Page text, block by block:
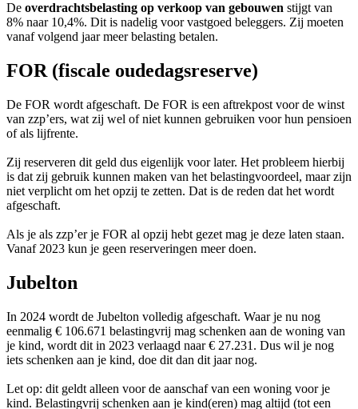
De overdrachtsbelasting op verkoop van gebouwen stijgt van
8% naar 10,4%. Dit is nadelig voor vastgoed beleggers. Zij moeten
vanaf volgend jaar meer belasting betalen.
FOR (fiscale oudedagsreserve)
De FOR wordt afgeschaft. De FOR is een aftrekpost voor de winst
van zzp’ers, wat zij wel of niet kunnen gebruiken voor hun pensioen
of als lijfrente.
Zij reserveren dit geld dus eigenlijk voor later. Het probleem hierbij
is dat zij gebruik kunnen maken van het belastingvoordeel, maar zijn
niet verplicht om het opzij te zetten. Dat is de reden dat het wordt
afgeschaft.
Als je als zzp’er je FOR al opzij hebt gezet mag je deze laten staan.
Vanaf 2023 kun je geen reserveringen meer doen.
Jubelton
In 2024 wordt de Jubelton volledig afgeschaft. Waar je nu nog
eenmalig € 106.671 belastingvrij mag schenken aan de woning van
je kind, wordt dit in 2023 verlaagd naar € 27.231. Dus wil je nog
iets schenken aan je kind, doe dit dan dit jaar nog.
Let op: dit geldt alleen voor de aanschaf van een woning voor je
kind. Belastingvrij schenken aan je kind(eren) mag altijd (tot een